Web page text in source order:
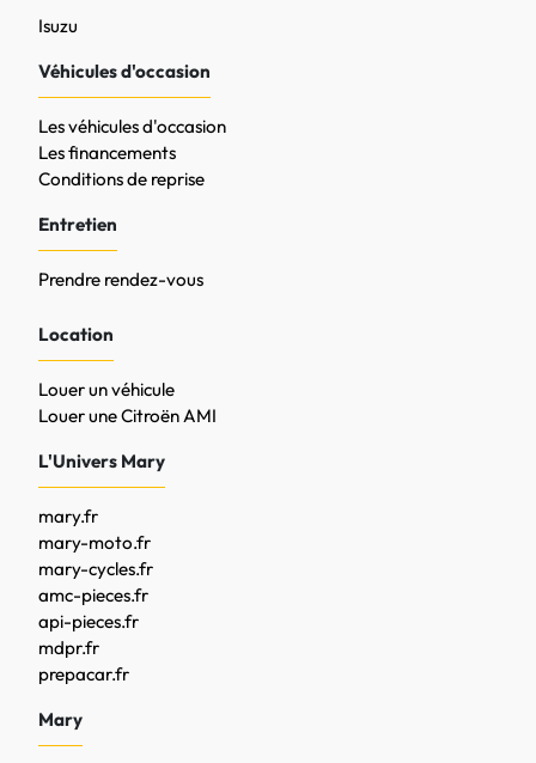
Isuzu
Véhicules d'occasion
Les véhicules d'occasion
Les financements
Conditions de reprise
Entretien
Prendre rendez-vous
Location
Louer un véhicule
Louer une Citroën AMI
L'Univers Mary
mary.fr
mary-moto.fr
mary-cycles.fr
amc-pieces.fr
api-pieces.fr
mdpr.fr
prepacar.fr
Mary